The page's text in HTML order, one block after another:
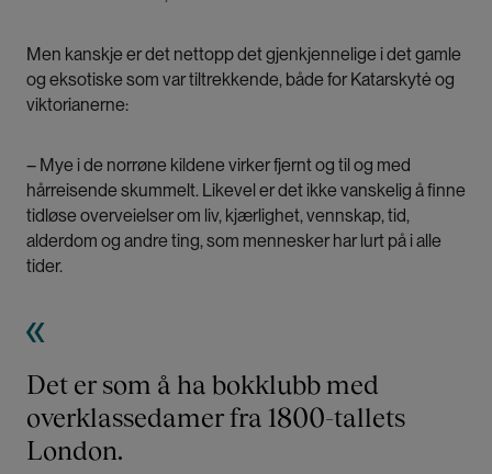
Men kanskje er det nettopp det gjenkjennelige i det gamle
og eksotiske som var tiltrekkende, både for Katarskytė og
viktorianerne:
– Mye i de norrøne kildene virker fjernt og til og med
hårreisende skummelt. Likevel er det ikke vanskelig å finne
tidløse overveielser om liv, kjærlighet, vennskap, tid,
alderdom og andre ting, som mennesker har lurt på i alle
tider.
Det er som å ha bokklubb med
overklassedamer fra 1800-tallets
London.